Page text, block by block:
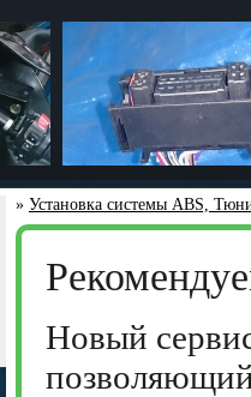
» Установка системы ABS,
Новый